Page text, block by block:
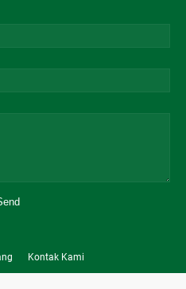
Kontak Kami